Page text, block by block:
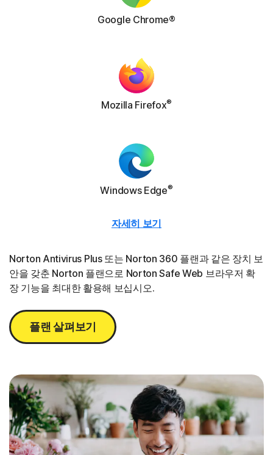
Google Chrome®
Mozilla Firefox®
Windows Edge®
자세히 보기
Norton Antivirus Plus 또는 Norton 360 플랜과 같은 장치 보
안을 갖춘 Norton 플랜으로 Norton Safe Web 브라우저 확
장 기능을 최대한 활용해 보십시오.
플랜 살펴보기